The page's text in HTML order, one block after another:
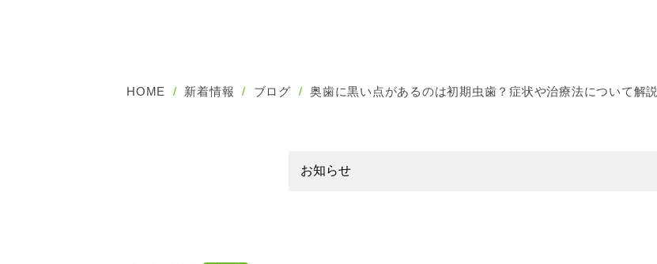
HOME 新着情報 ブログ 奥歯に黒い点があるのは初期虫歯？症状や治療法について解説